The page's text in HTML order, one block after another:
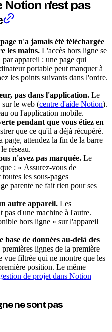
n'est pas
n'a jamais été téléchargée
les mains. L'accès hors ligne se
appareil : une page qui
portable peut manquer à
les points suivants dans l'ordre.
pas dans l'application. Le
sur le web (centre d'aide Notion).
ou l'application mobile.
pendant que vous étiez en
que ce qu'il a déjà récupéré.
page, attendez la fin de la barre
réseau.
n'avez pas marquée. Le
: « Assurez-vous de
les sous-pages
parente ne fait rien pour ses
autre appareil. Les
pas d'une machine à l'autre.
hors ligne » sur l'appareil
de données au-delà des
premières lignes de la première
vue filtrée qui ne montre que les
position. Le même
de projet dans Notion
ne sont pas